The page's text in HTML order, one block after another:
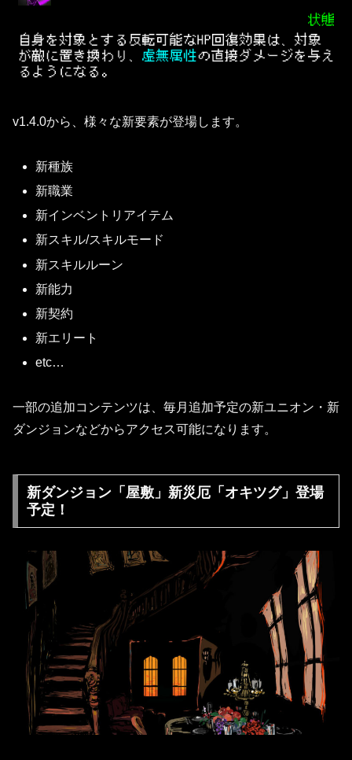
v1.4.0から、様々な新要素が登場します。
新種族
新職業
新インベントリアイテム
新スキル/スキルモード
新スキルルーン
新能力
新契約
新エリート
etc…
一部の追加コンテンツは、毎月追加予定の新ユニオン・新
ダンジョンなどからアクセス可能になります。
新ダンジョン「屋敷」新災厄「オキツグ」登場
予定！